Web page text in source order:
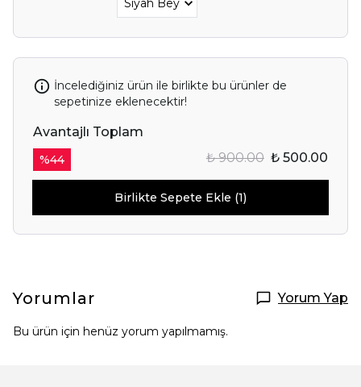
İncelediğiniz ürün ile birlikte bu ürünler de
sepetinize eklenecektir!
Avantajlı Toplam
%44 ₺ 900.00 ₺ 500.00
Birlikte Sepete Ekle (1)
Yorumlar Yorum Yap
Bu ürün için henüz yorum yapılmamış.